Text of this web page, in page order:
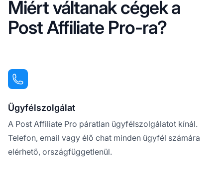
Miért váltanak cégek a
Post Affiliate Pro-ra?
Ügyfélszolgálat
A Post Affiliate Pro páratlan ügyfélszolgálatot kínál.
Telefon, email vagy élő chat minden ügyfél számára
elérhető, országfüggetlenül.